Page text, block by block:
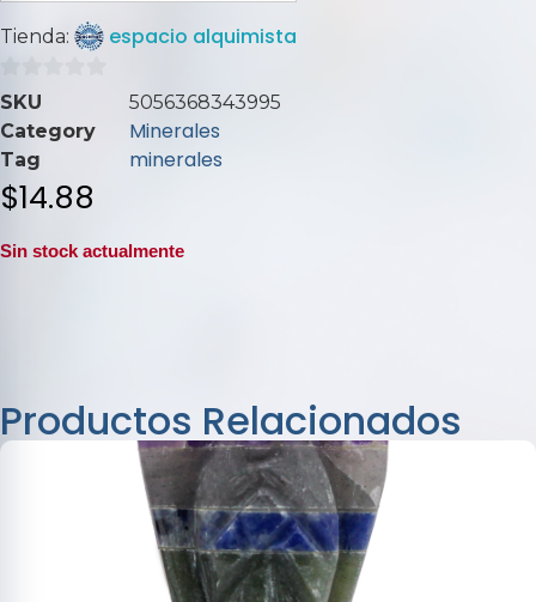
Tienda: espacio alquimista
0
de
5
SKU
5056368343995
Category
Minerales
Tag minerales
$14.88
Sin stock actualmente
Productos Relacionados